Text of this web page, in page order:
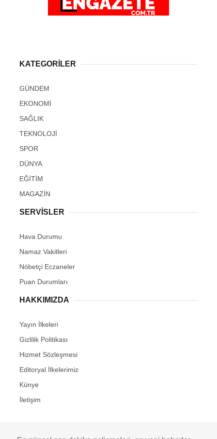
KATEGORİLER
GÜNDEM
EKONOMİ
SAĞLIK
TEKNOLOJİ
SPOR
DÜNYA
EĞİTİM
MAGAZİN
SERVİSLER
Hava Durumu
Namaz Vakitleri
Nöbetçi Eczaneler
Puan Durumları
HAKKIMIZDA
Yayın İlkeleri
Gizlilik Politikası
Hizmet Sözleşmesi
Editoryal İlkelerimiz
Künye
İletişim